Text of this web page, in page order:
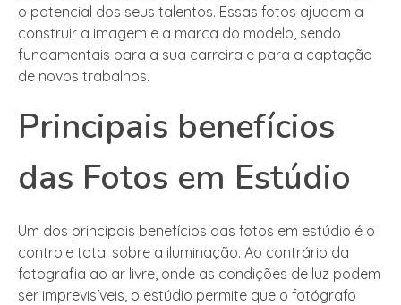
o potencial dos seus talentos. Essas fotos ajudam a
construir a imagem e a marca do modelo, sendo
fundamentais para a sua carreira e para a captação
de novos trabalhos.
Principais benefícios
das Fotos em Estúdio
Um dos principais benefícios das fotos em estúdio é o
controle total sobre a iluminação. Ao contrário da
fotografia ao ar livre, onde as condições de luz podem
ser imprevisíveis, o estúdio permite que o fotógrafo